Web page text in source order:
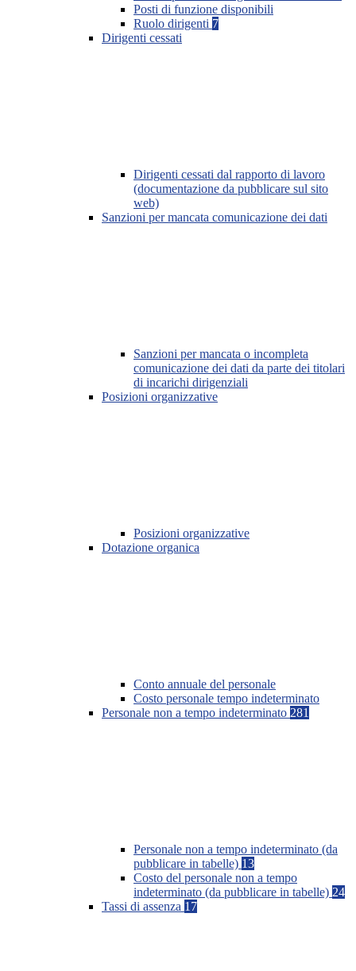
Posti di funzione disponibili
Ruolo dirigenti 7
Dirigenti cessati
Dirigenti cessati dal rapporto di lavoro
(documentazione da pubblicare sul sito
web)
Sanzioni per mancata comunicazione dei dati
Sanzioni per mancata o incompleta
comunicazione dei dati da parte dei titolari
di incarichi dirigenziali
Posizioni organizzative
Posizioni organizzative
Dotazione organica
Conto annuale del personale
Costo personale tempo indeterminato
Personale non a tempo indeterminato 281
Personale non a tempo indeterminato (da
pubblicare in tabelle) 13
Costo del personale non a tempo
indeterminato (da pubblicare in tabelle) 24
Tassi di assenza 17